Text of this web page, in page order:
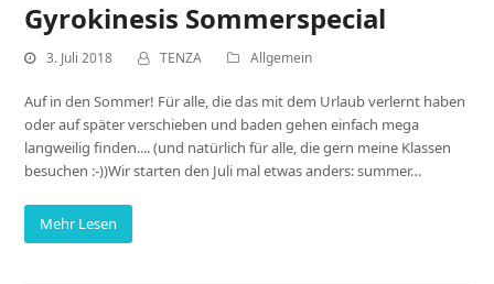
Gyrokinesis Sommerspecial
3. Juli 2018 TENZA Allgemein
Auf in den Sommer! Für alle, die das mit dem Urlaub verlernt haben
oder auf später verschieben und baden gehen einfach mega
langweilig finden.... (und natürlich für alle, die gern meine Klassen
besuchen :-))Wir starten den Juli mal etwas anders: summer…
Mehr Lesen